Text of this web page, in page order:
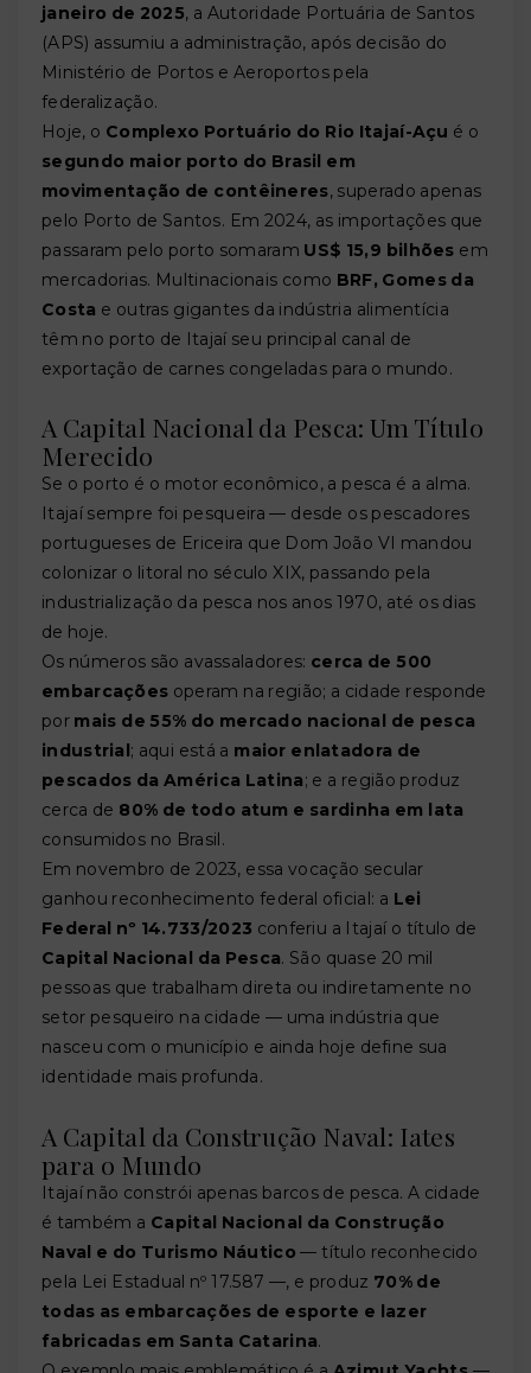
janeiro de 2025, a Autoridade Portuária de Santos
(APS) assumiu a administração, após decisão do
Ministério de Portos e Aeroportos pela
federalização.
Hoje, o Complexo Portuário do Rio Itajaí-Açu é o
segundo maior porto do Brasil em
movimentação de contêineres, superado apenas
pelo Porto de Santos. Em 2024, as importações que
passaram pelo porto somaram US$ 15,9 bilhões em
mercadorias. Multinacionais como BRF, Gomes da
Costa e outras gigantes da indústria alimentícia
têm no porto de Itajaí seu principal canal de
exportação de carnes congeladas para o mundo.
A Capital Nacional da Pesca: Um Título
Merecido
Se o porto é o motor econômico, a pesca é a alma.
Itajaí sempre foi pesqueira — desde os pescadores
portugueses de Ericeira que Dom João VI mandou
colonizar o litoral no século XIX, passando pela
industrialização da pesca nos anos 1970, até os dias
de hoje.
Os números são avassaladores: cerca de 500
embarcações operam na região; a cidade responde
por mais de 55% do mercado nacional de pesca
industrial; aqui está a maior enlatadora de
pescados da América Latina; e a região produz
cerca de 80% de todo atum e sardinha em lata
consumidos no Brasil.
Em novembro de 2023, essa vocação secular
ganhou reconhecimento federal oficial: a Lei
Federal nº 14.733/2023 conferiu a Itajaí o título de
Capital Nacional da Pesca. São quase 20 mil
pessoas que trabalham direta ou indiretamente no
setor pesqueiro na cidade — uma indústria que
nasceu com o município e ainda hoje define sua
identidade mais profunda.
A Capital da Construção Naval: Iates
para o Mundo
Itajaí não constrói apenas barcos de pesca. A cidade
é também a Capital Nacional da Construção
Naval e do Turismo Náutico — título reconhecido
pela Lei Estadual nº 17.587 —, e produz 70% de
todas as embarcações de esporte e lazer
fabricadas em Santa Catarina.